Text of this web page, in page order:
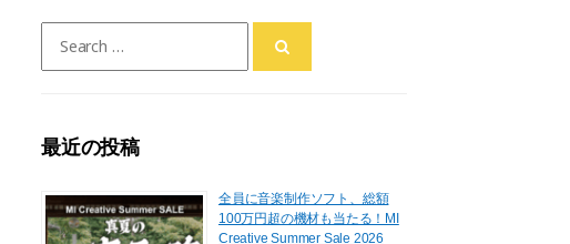
for:
最近の投稿
全員に音楽制作ソフト、総額
100万円超の機材も当たる！MI
Creative Summer Sale 2026